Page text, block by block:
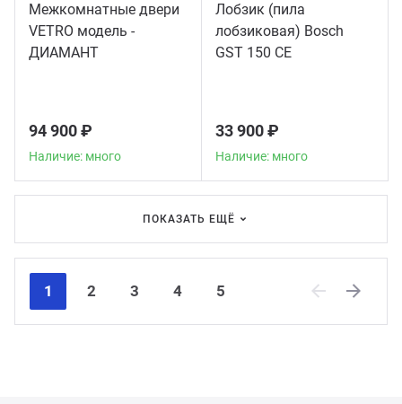
Межкомнатные двери
VETRO модель -
ДИАМАНТ
94 900 ₽
Наличие: много
Лобзик (пила
лобзиковая) Bosch
GST 150 CE
33 900 ₽
Наличие: много
ПОКАЗАТЬ ЕЩЁ
1 2 3 4
5